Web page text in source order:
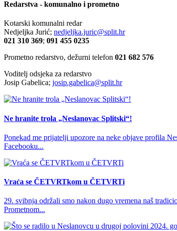
Redarstva - komunalno i prometno
Kotarski komunalni redar
Nedjeljka Jurić; nedjeljka.juric@split.hr
021 310 369; 091 455 0235
Prometno redarstvo, dežurni telefon 021 682 576
Voditelj odsjeka za redarstvo
Josip Gabelica; josip.gabelica@split.hr
Ne hranite trola „Neslanovac Splitski“!
Ponekad me prijatelji upozore na neke objave profila
Facebooku...
Vraća se ČETVRTkom u ČETVRTi
29. svibnja održali smo nakon dugo vremena naš
Prometnom...